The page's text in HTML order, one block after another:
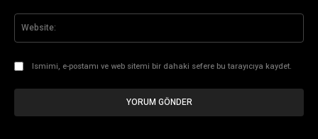
Ismimi, e-postamı ve web sitemi bir dahaki sefere bu tarayıcıya kaydet.